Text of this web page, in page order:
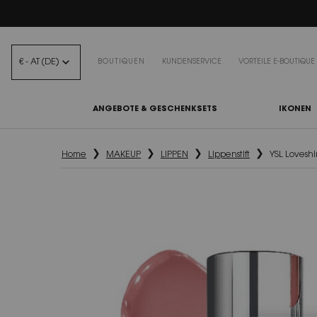
€ - AT (DE) BOUTIQUEN KUNDENSERVICE VORTEILE E-BOUTIQUE
ANGEBOTE & GESCHENKSETS IKONEN
Home MAKEUP LIPPEN Lippenstift YSL